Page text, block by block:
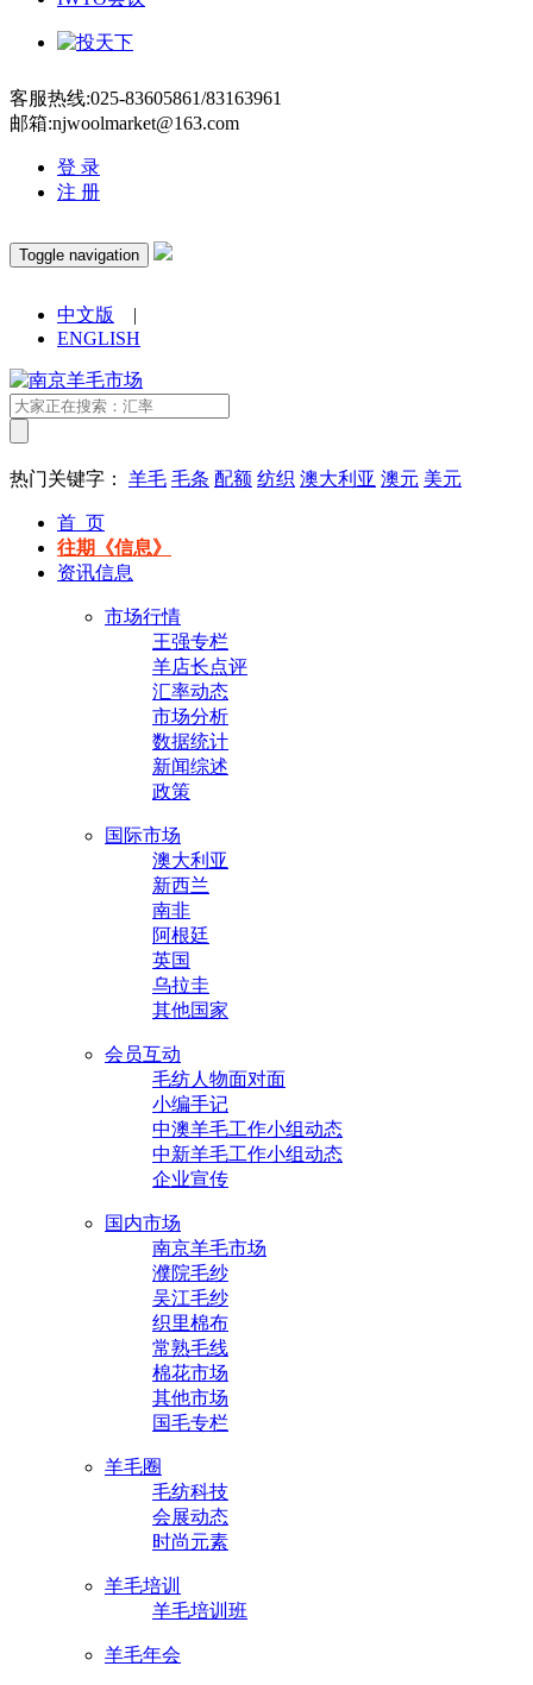
客服热线:025-83605861/83163961
邮箱:njwoolmarket@163.com
登 录
注 册
Toggle navigation
中文版
|
ENGLISH
热门关键字： 羊毛 毛条 配额 纺织 澳大利亚 澳元 美元
首 页
往期《信息》
资讯信息
市场行情
王强专栏
羊店长点评
汇率动态
市场分析
数据统计
新闻综述
政策
国际市场
澳大利亚
新西兰
南非
阿根廷
英国
乌拉圭
其他国家
会员互动
毛纺人物面对面
小编手记
中澳羊毛工作小组动态
中新羊毛工作小组动态
企业宣传
国内市场
南京羊毛市场
濮院毛纱
吴江毛纱
织里棉布
常熟毛线
棉花市场
其他市场
国毛专栏
羊毛圈
毛纺科技
会展动态
时尚元素
羊毛培训
羊毛培训班
羊毛年会